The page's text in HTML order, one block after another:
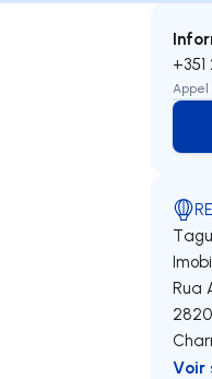
+351
Appel
Rua
Voir